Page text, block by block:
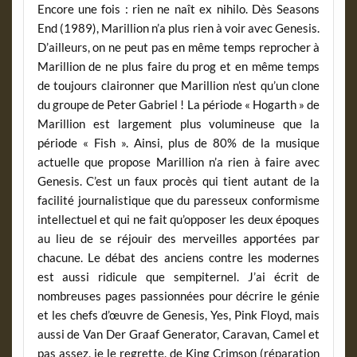
Encore une fois : rien ne naît ex nihilo. Dès Seasons
End (1989), Marillion n’a plus rien à voir avec Genesis.
D’ailleurs, on ne peut pas en même temps reprocher à
Marillion de ne plus faire du prog et en même temps
de toujours claironner que Marillion n’est qu’un clone
du groupe de Peter Gabriel ! La période « Hogarth » de
Marillion est largement plus volumineuse que la
période « Fish ». Ainsi, plus de 80% de la musique
actuelle que propose Marillion n’a rien à faire avec
Genesis. C’est un faux procès qui tient autant de la
facilité journalistique que du paresseux conformisme
intellectuel et qui ne fait qu’opposer les deux époques
au lieu de se réjouir des merveilles apportées par
chacune. Le débat des anciens contre les modernes
est aussi ridicule que sempiternel. J’ai écrit de
nombreuses pages passionnées pour décrire le génie
et les chefs d’œuvre de Genesis, Yes, Pink Floyd, mais
aussi de Van Der Graaf Generator, Caravan, Camel et
pas assez, je le regrette, de King Crimson (réparation